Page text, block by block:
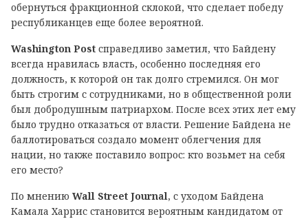
обернуться фракционной склокой, что сделает победу
республиканцев еще более вероятной.
Washington Post справедливо заметил, что Байдену
всегда нравилась власть, особенно последняя его
должность, к которой он так долго стремился. Он мог
быть строгим с сотрудниками, но в общественной роли
был добродушным патриархом. После всех этих лет ему
было трудно отказаться от власти. Решение Байдена не
баллотироваться создало момент облегчения для
нации, но также поставило вопрос: кто возьмет на себя
его место?
По мнению Wall Street Journal, с уходом Байдена
Камала Харрис становится вероятным кандидатом от